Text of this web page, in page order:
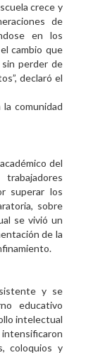
crece y
de
en los
cambio que
perder de
declaró el
comunidad
del
superar los
sobre
se vivió un
de la
y se
educativo
intelectual
intensificaron
coloquios y